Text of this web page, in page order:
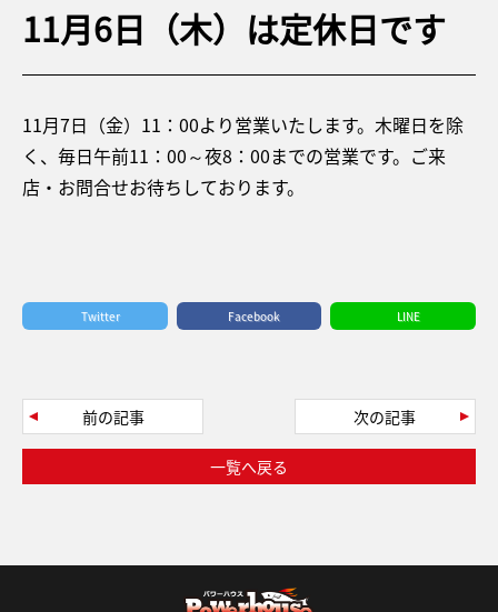
11月6日（木）は定休日です
11月7日（金）11：00より営業いたします。木曜日を除
く、毎日午前11：00～夜8：00までの営業です。ご来
店・お問合せお待ちしております。
Twitter Facebook LINE
前の記事
一覧へ戻る
次の記事